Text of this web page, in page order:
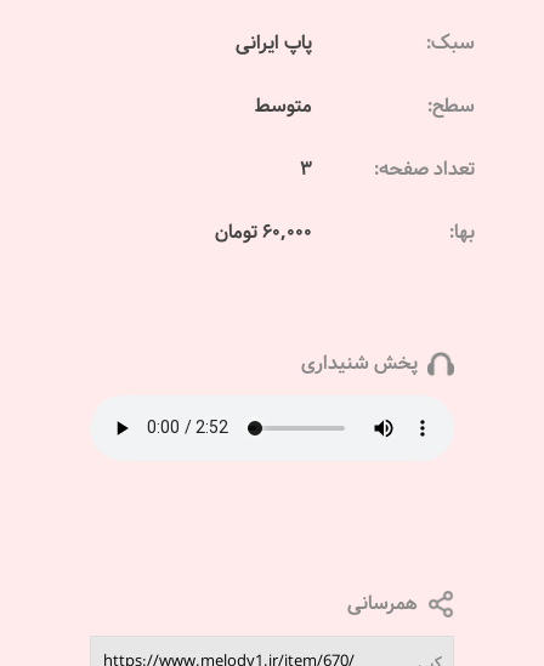
سبک: پاپ ایرانی
سطح: متوسط
تعداد صفحه: 3
بها: 60,000 تومان
پخش شنیداری
همرسانی